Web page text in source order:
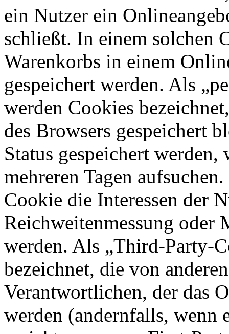
ein Nutzer ein
schließt. In einem solchen
Warenkorbs in einem
gespeichert werden. Als
werden Cookies
des Browsers gespeichert
Status gespeichert
mehreren Tagen
Cookie die Interessen der
Reichweitenmessung oder
werden. Als „Third-Party-
bezeichnet, die von
Verantwortlichen, der das
werden (andernfalls, wenn